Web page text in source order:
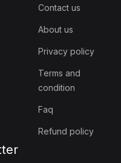
Contact us
About us
Privacy policy
Terms and
condition
Faq
Refund policy